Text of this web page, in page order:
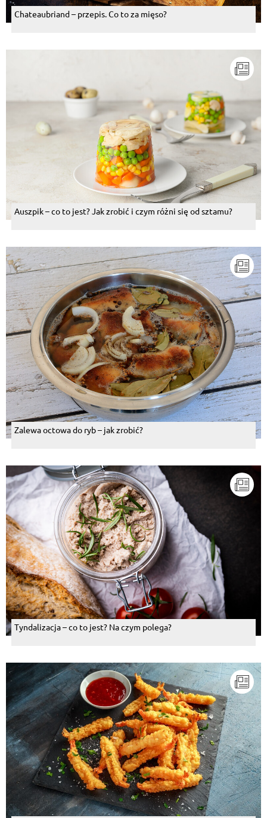
Chateaubriand – przepis. Co to za mięso?
Auszpik – co to jest? Jak zrobić i czym różni się od sztamu?
Zalewa octowa do ryb – jak zrobić?
Tyndalizacja – co to jest? Na czym polega?